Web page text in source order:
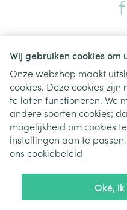
Wij gebruiken cookies om
Onze webshop maakt
cookies. Deze cookies
te laten functioneren. We
andere soorten cookies;
mogelijkheid om cookies
instellingen aan te
ons cookiebeleid
Oké,
Juridische links